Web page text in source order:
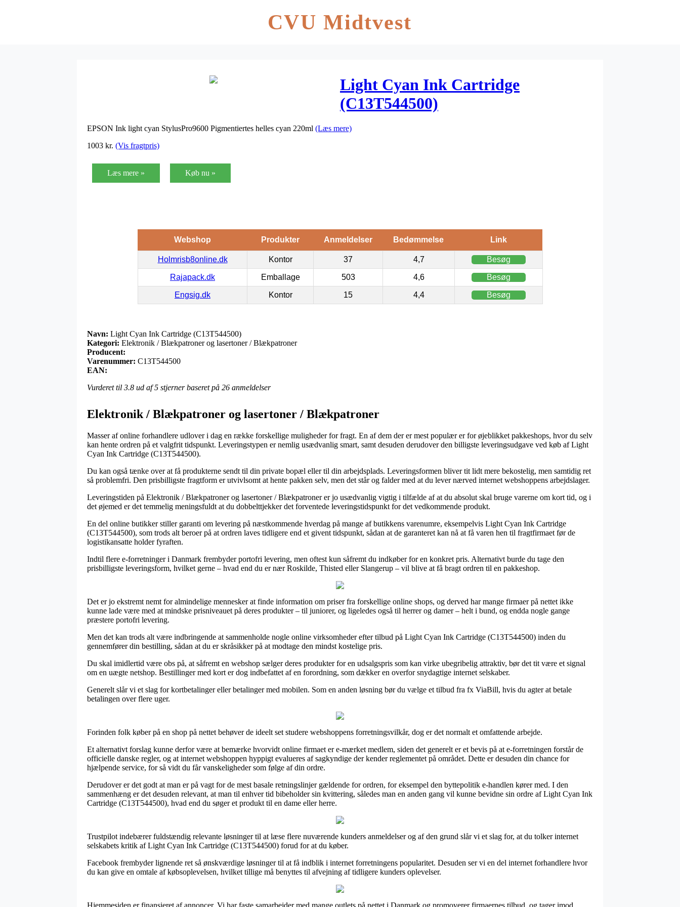
CVU Midtvest
Light Cyan Ink Cartridge
(C13T544500)
EPSON Ink light cyan StylusPro9600 Pigmentiertes helles cyan 220ml (Læs mere)
1003 kr. (Vis fragtpris)
Læs mere » Køb nu »
Webshop Produkter Anmeldelser Bedømmelse Link
Holmrisb8online.dk Kontor 37 4,7 Besøg
Rajapack.dk Emballage 503 4,6 Besøg
Engsig.dk Kontor 15 4,4 Besøg
Navn: Light Cyan Ink Cartridge (C13T544500)
Kategori: Elektronik / Blækpatroner og lasertoner / Blækpatroner
Producent:
Varenummer: C13T544500
EAN:
Vurderet til 3.8 ud af 5 stjerner baseret på 26 anmeldelser
Elektronik / Blækpatroner og lasertoner / Blækpatroner
Masser af online forhandlere udlover i dag en række forskellige muligheder for fragt. En af dem der er mest populær er for øjeblikket pakkeshops, hvor du selv
kan hente ordren på et valgfrit tidspunkt. Leveringstypen er nemlig usædvanlig smart, samt desuden derudover den billigste leveringsudgave ved køb af Light
Cyan Ink Cartridge (C13T544500).
Du kan også tænke over at få produkterne sendt til din private bopæl eller til din arbejdsplads. Leveringsformen bliver tit lidt mere bekostelig, men samtidig ret
så problemfri. Den prisbilligste fragtform er utvivlsomt at hente pakken selv, men det står og falder med at du lever nærved internet webshoppens arbejdslager.
Leveringstiden på Elektronik / Blækpatroner og lasertoner / Blækpatroner er jo usædvanlig vigtig i tilfælde af at du absolut skal bruge varerne om kort tid, og i
det øjemed er det temmelig meningsfuldt at du dobbelttjekker det forventede leveringstidspunkt for det vedkommende produkt.
En del online butikker stiller garanti om levering på næstkommende hverdag på mange af butikkens varenumre, eksempelvis Light Cyan Ink Cartridge
(C13T544500), som trods alt beroer på at ordren laves tidligere end et givent tidspunkt, sådan at de garanteret kan nå at få varen hen til fragtfirmaet før de
logistikansatte holder fyraften.
Indtil flere e-forretninger i Danmark frembyder portofri levering, men oftest kun såfremt du indkøber for en konkret pris. Alternativt burde du tage den
prisbilligste leveringsform, hvilket gerne – hvad end du er nær Roskilde, Thisted eller Slangerup – vil blive at få bragt ordren til en pakkeshop.
Det er jo ekstremt nemt for almindelige mennesker at finde information om priser fra forskellige online shops, og derved har mange firmaer på nettet ikke
kunne lade være med at mindske prisniveauet på deres produkter – til juniorer, og ligeledes også til herrer og damer – helt i bund, og endda nogle gange
præstere portofri levering.
Men det kan trods alt være indbringende at sammenholde nogle online virksomheder efter tilbud på Light Cyan Ink Cartridge (C13T544500) inden du
gennemfører din bestilling, sådan at du er skråsikker på at modtage den mindst kostelige pris.
Du skal imidlertid være obs på, at såfremt en webshop sælger deres produkter for en udsalgspris som kan virke ubegribelig attraktiv, bør det tit være et signal
om en uægte netshop. Bestillinger med kort er dog indbefattet af en forordning, som dækker en overfor snydagtige internet selskaber.
Generelt slår vi et slag for kortbetalinger eller betalinger med mobilen. Som en anden løsning bør du vælge et tilbud fra fx ViaBill, hvis du agter at betale
betalingen over flere uger.
Forinden folk køber på en shop på nettet behøver de ideelt set studere webshoppens forretningsvilkår, dog er det normalt et omfattende arbejde.
Et alternativt forslag kunne derfor være at bemærke hvorvidt online firmaet er e-mærket medlem, siden det generelt er et bevis på at e-forretningen forstår de
officielle danske regler, og at internet webshoppen hyppigt evalueres af sagkyndige der kender reglementet på området. Dette er desuden din chance for
hjælpende service, for så vidt du får vanskeligheder som følge af din ordre.
Derudover er det godt at man er på vagt for de mest basale retningslinjer gældende for ordren, for eksempel den byttepolitik e-handlen kører med. I den
sammenhæng er det desuden relevant, at man til enhver tid bibeholder sin kvittering, således man en anden gang vil kunne bevidne sin ordre af Light Cyan Ink
Cartridge (C13T544500), hvad end du søger et produkt til en dame eller herre.
Trustpilot indebærer fuldstændig relevante løsninger til at læse flere nuværende kunders anmeldelser og af den grund slår vi et slag for, at du tolker internet
selskabets kritik af Light Cyan Ink Cartridge (C13T544500) forud for at du køber.
Facebook frembyder lignende ret så ønskværdige løsninger til at få indblik i internet forretningens popularitet. Desuden ser vi en del internet forhandlere hvor
du kan give en omtale af købsoplevelsen, hvilket tillige må benyttes til afvejning af tidligere kunders oplevelser.
Hjemmesiden er finansieret af annoncer. Vi har faste samarbejder med mange outlets på nettet i Danmark og promoverer firmaernes tilbud, og tager imod